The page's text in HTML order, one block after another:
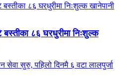
८६ घरधुरीमा निःशुल्क